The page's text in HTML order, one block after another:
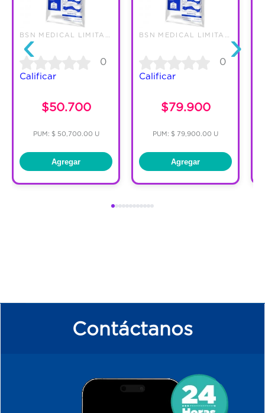
‹ 0
Calificar
$50.700
PUM: $ 50,700.00 U
Agregar
0
Calificar
$79.900
PUM: $ 79,900.00 U
Agregar
›
Contáctanos